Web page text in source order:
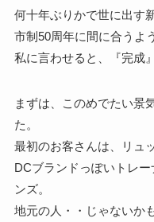
何十年ぶりかで世に出す新
市制50周年に間に合うよ
私に言わせると、『完成
まずは、このめでたい景
た。
最初のお客さんは、リュ
DCブランドっぽいトレ
ンズ。
地元の人・・じゃないか